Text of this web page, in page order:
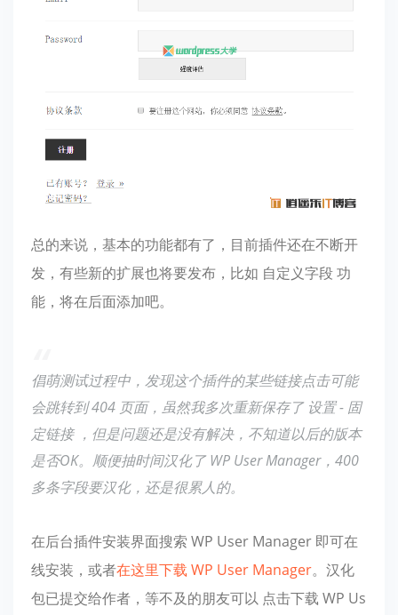
总的来说，基本的功能都有了，目前插件还在不断开
发，有些新的扩展也将要发布，比如 自定义字段 功
能，将在后面添加吧。
倡萌测试过程中，发现这个插件的某些链接点击可能
会跳转到 404 页面，虽然我多次重新保存了 设置 - 固
定链接 ，但是问题还是没有解决，不知道以后的版本
是否OK。顺便抽时间汉化了 WP User Manager，400
多条字段要汉化，还是很累人的。
在后台插件安装界面搜索 WP User Manager 即可在
线安装，或者在这里下载 WP User Manager。汉化
包已提交给作者，等不及的朋友可以 点击下载 WP Us